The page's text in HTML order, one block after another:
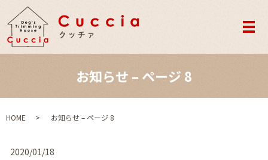
メ
お知らせ – ページ 8
HOME お知らせ – ページ 8
2020/01/18